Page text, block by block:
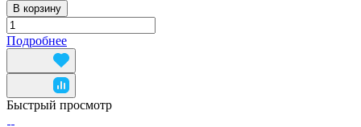
В корзину
Подробнее
Быстрый просмотр